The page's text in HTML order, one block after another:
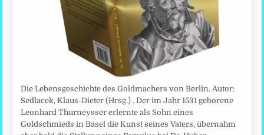
Die Lebensgeschichte des Goldmachers von Berlin. Autor:
Sedlacek, Klaus-Dieter (Hrsg.) . Der im Jahr 1531 geborene
Leonhard Thurneysser erlernte als Sohn eines
Goldschmieds in Basel die Kunst seines Vaters, übernahm